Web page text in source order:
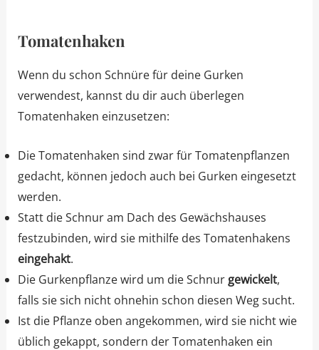
Tomatenhaken
Wenn du schon Schnüre für deine Gurken
verwendest, kannst du dir auch überlegen
Tomatenhaken einzusetzen:
Die Tomatenhaken sind zwar für Tomatenpflanzen
gedacht, können jedoch auch bei Gurken eingesetzt
werden.
Statt die Schnur am Dach des Gewächshauses
festzubinden, wird sie mithilfe des Tomatenhakens
eingehakt.
Die Gurkenpflanze wird um die Schnur gewickelt,
falls sie sich nicht ohnehin schon diesen Weg sucht.
Ist die Pflanze oben angekommen, wird sie nicht wie
üblich gekappt, sondern der Tomatenhaken ein